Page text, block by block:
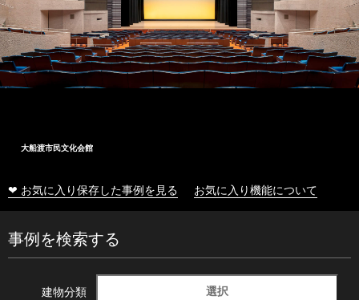
大船渡市民文化会館
❤ お気に入り保存した事例を見る お気に入り機能について
事例を検索する
建物分類 選択